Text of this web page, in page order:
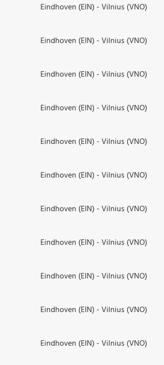
Eindhoven (EIN) - Vilnius (VNO)
Eindhoven (EIN) - Vilnius (VNO)
Eindhoven (EIN) - Vilnius (VNO)
Eindhoven (EIN) - Vilnius (VNO)
Eindhoven (EIN) - Vilnius (VNO)
Eindhoven (EIN) - Vilnius (VNO)
Eindhoven (EIN) - Vilnius (VNO)
Eindhoven (EIN) - Vilnius (VNO)
Eindhoven (EIN) - Vilnius (VNO)
Eindhoven (EIN) - Vilnius (VNO)
Eindhoven (EIN) - Vilnius (VNO)